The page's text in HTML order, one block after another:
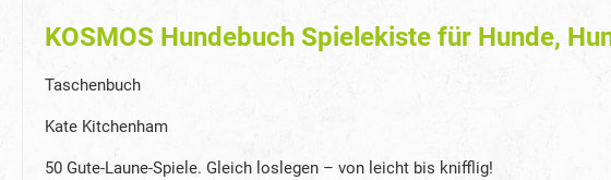
KOSMOS Hundebuch Spielekiste für Hunde,
Taschenbuch
Kate Kitchenham
50 Gute-Laune-Spiele. Gleich loslegen – von leicht bis knifflig!